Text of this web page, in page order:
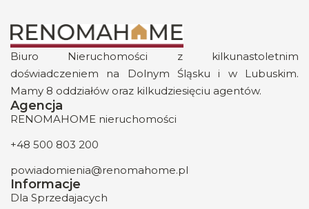
Biuro Nieruchomości z kilkunastoletnim
doświadczeniem na Dolnym Śląsku i w Lubuskim.
Mamy 8 oddziałów oraz kilkudziesięciu agentów.
Agencja
RENOMAHOME nieruchomości
+48 500 803 200
powiadomienia@renomahome.pl
Informacje
Dla Sprzedajacych